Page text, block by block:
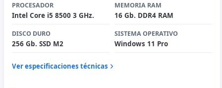
PROCESADOR
Intel Core i5 8500 3 GHz.
MEMORIA RAM
16 Gb. DDR4 RAM
DISCO DURO
256 Gb. SSD M2
SISTEMA OPERATIVO
Windows 11 Pro
Ver especificaciones técnicas